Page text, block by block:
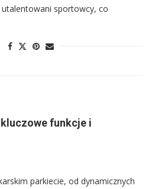
sportowcy, co
funkcje i
parkiecie, od dynamicznych